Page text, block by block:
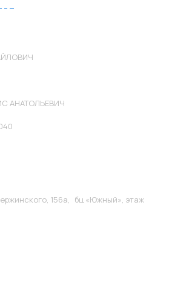
АНАТОЛЬЕВИЧ
156а, бц «Южный», этаж